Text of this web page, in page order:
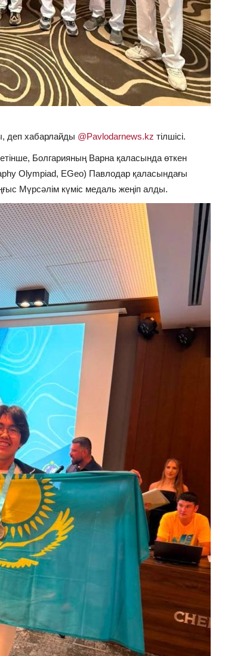
деп хабарлайды @Pavlodarnews.kz тілшісі.
Болгарияның Варна қаласында өткен
Olympiad, EGeo) Павлодар қаласындағы
Мүрсәлім күміс медаль жеңіп алды.
ҚАЗАҚСТАН